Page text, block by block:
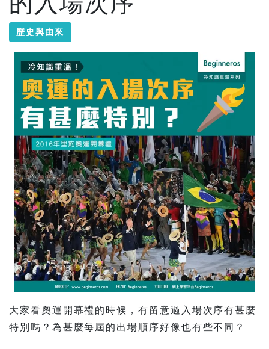
歷史與由來
大家看奧運開幕禮的時候，有留意過入場次序有甚麼
特別嗎？為甚麼每屆的出場順序好像也有些不同？